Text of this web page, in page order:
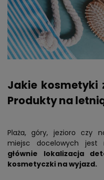
Jakie kosmetyki
Produkty na
Plaża, góry, jezioro czy
miejsc docelowych jest
głównie lokalizacja
kosmetyczki na wyjazd.